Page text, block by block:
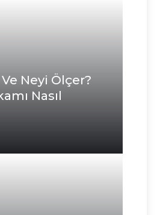
Neyi Ölçer?
Nasıl